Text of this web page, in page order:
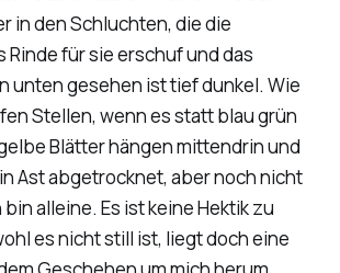
in den Schluchten, die die
Rinde für sie erschuf und das
unten gesehen ist tief dunkel. Wie
Stellen, wenn es statt blau grün
Blätter hängen mittendrin und
Ast abgetrocknet, aber noch nicht
alleine. Es ist keine Hektik zu
es nicht still ist, liegt doch eine